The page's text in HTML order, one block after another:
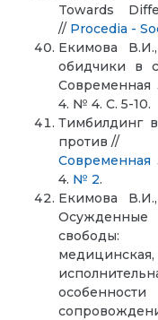
Towards
// Procedia -
Екимова
обидчики в
Современная
4. № 4. С. 5-10.
Тимбилдинг
против //
Современная
4. № 2.
Екимова
свободы:
медицинская,